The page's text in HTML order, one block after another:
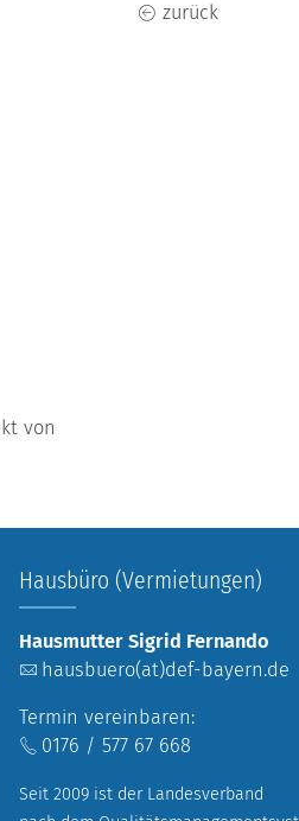
von
zurück
Hausbüro (Vermietungen)
Hausmutter Sigrid Fernando
hausbuero(at)def-bayern.de
Termin vereinbaren:
0176 / 577 67 668
Seit 2009 ist der Landesverband